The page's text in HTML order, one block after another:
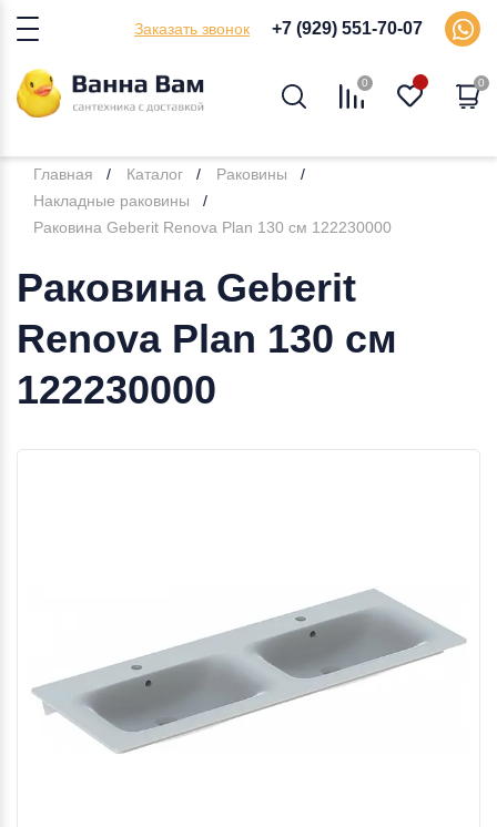
Заказать звонок +7 (929) 551-70-07
0 0
Главная Каталог
Раковины
Накладные раковины
Раковина Geberit Renova Plan 130 см 122230000
Раковина Geberit
Renova Plan 130 см
122230000